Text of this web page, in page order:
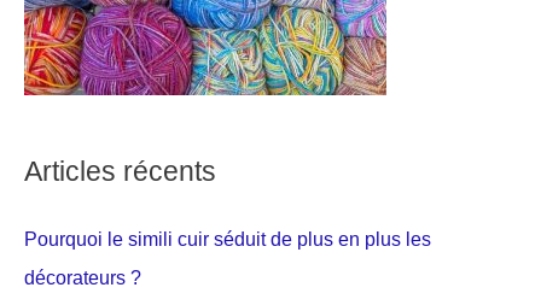
Articles récents
Pourquoi le simili cuir séduit de plus en plus les
décorateurs ?